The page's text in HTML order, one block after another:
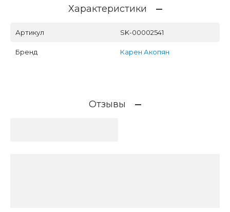
Характеристики
Артикул SK-00002541
Бренд Карен Акопян
Отзывы